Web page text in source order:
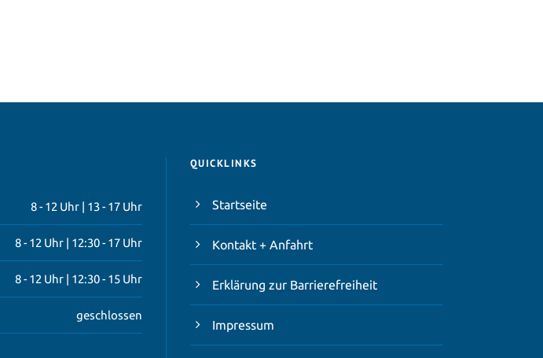
8 - 12 Uhr | 13 - 17 Uhr
8 - 12 Uhr | 12:30 - 17 Uhr
8 - 12 Uhr | 12:30 - 15 Uhr
geschlossen
QUICKLINKS
Startseite
Kontakt + Anfahrt
Erklärung zur Barrierefreiheit
Impressum